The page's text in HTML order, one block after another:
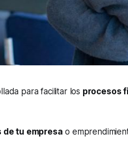
para facilitar los procesos
tu empresa o